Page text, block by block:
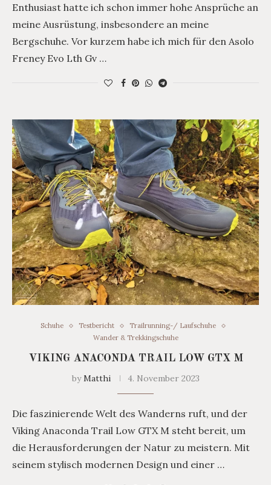
Enthusiast hatte ich schon immer hohe Ansprüche an
meine Ausrüstung, insbesondere an meine
Bergschuhe. Vor kurzem habe ich mich für den Asolo
Freney Evo Lth Gv …
Schuhe Testbericht
Trailrunning-/ Laufschuhe
Wander & Trekkingschuhe
VIKING ANACONDA TRAIL LOW GTX M
byMatthi 4. November 2023
Die faszinierende Welt des Wanderns ruft, und der
Viking Anaconda Trail Low GTX M steht bereit, um
die Herausforderungen der Natur zu meistern. Mit
seinem stylisch modernen Design und einer …